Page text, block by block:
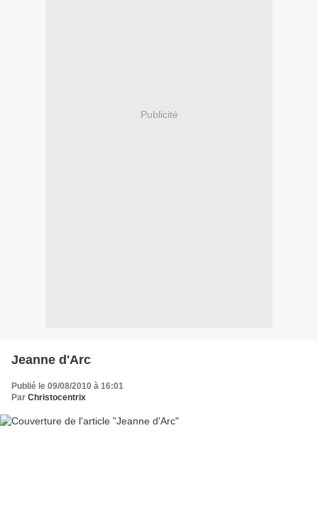
Publicité
Jeanne d'Arc
Publié le 09/08/2010 à 16:01
Par Christocentrix